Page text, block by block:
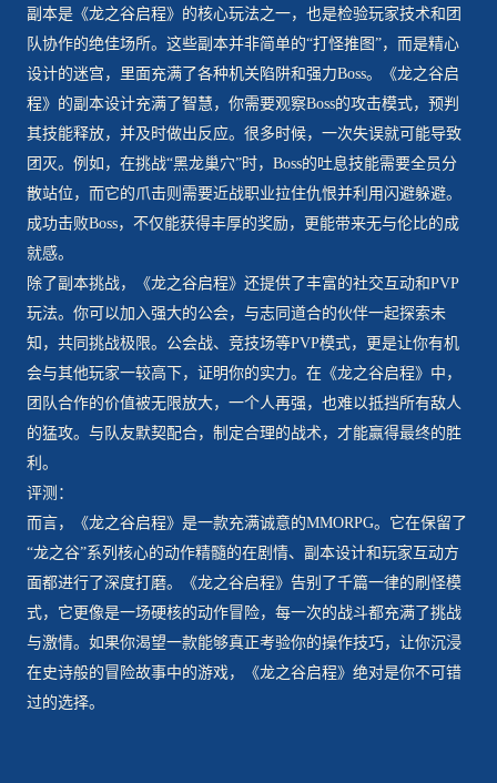
副本是《龙之谷启程》的核心玩法之一，也是检验玩家技术和团
队协作的绝佳场所。这些副本并非简单的“打怪推图”，而是精心
设计的迷宫，里面充满了各种机关陷阱和强力Boss。《龙之谷启
程》的副本设计充满了智慧，你需要观察Boss的攻击模式，预判
其技能释放，并及时做出反应。很多时候，一次失误就可能导致
团灭。例如，在挑战“黑龙巢穴”时，Boss的吐息技能需要全员分
散站位，而它的爪击则需要近战职业拉住仇恨并利用闪避躲避。
成功击败Boss，不仅能获得丰厚的奖励，更能带来无与伦比的成
就感。
除了副本挑战，《龙之谷启程》还提供了丰富的社交互动和PVP
玩法。你可以加入强大的公会，与志同道合的伙伴一起探索未
知，共同挑战极限。公会战、竞技场等PVP模式，更是让你有机
会与其他玩家一较高下，证明你的实力。在《龙之谷启程》中，
团队合作的价值被无限放大，一个人再强，也难以抵挡所有敌人
的猛攻。与队友默契配合，制定合理的战术，才能赢得最终的胜
利。
评测：
而言，《龙之谷启程》是一款充满诚意的MMORPG。它在保留了
“龙之谷”系列核心的动作精髓的在剧情、副本设计和玩家互动方
面都进行了深度打磨。《龙之谷启程》告别了千篇一律的刷怪模
式，它更像是一场硬核的动作冒险，每一次的战斗都充满了挑战
与激情。如果你渴望一款能够真正考验你的操作技巧，让你沉浸
在史诗般的冒险故事中的游戏，《龙之谷启程》绝对是你不可错
过的选择。